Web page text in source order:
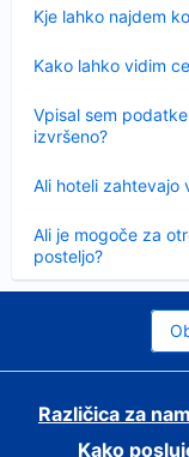
Kje lahko najdem
Kako lahko vidim
Vpisal sem
izvršeno?
Ali hoteli zahtevajo
Ali je mogoče za
posteljo?
Različica za
Kako